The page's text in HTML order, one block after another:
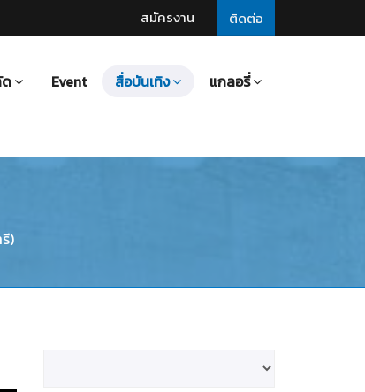
ติดต่อ
สมัครงาน
Event สื่อบันเทิง แกลอรี่
)